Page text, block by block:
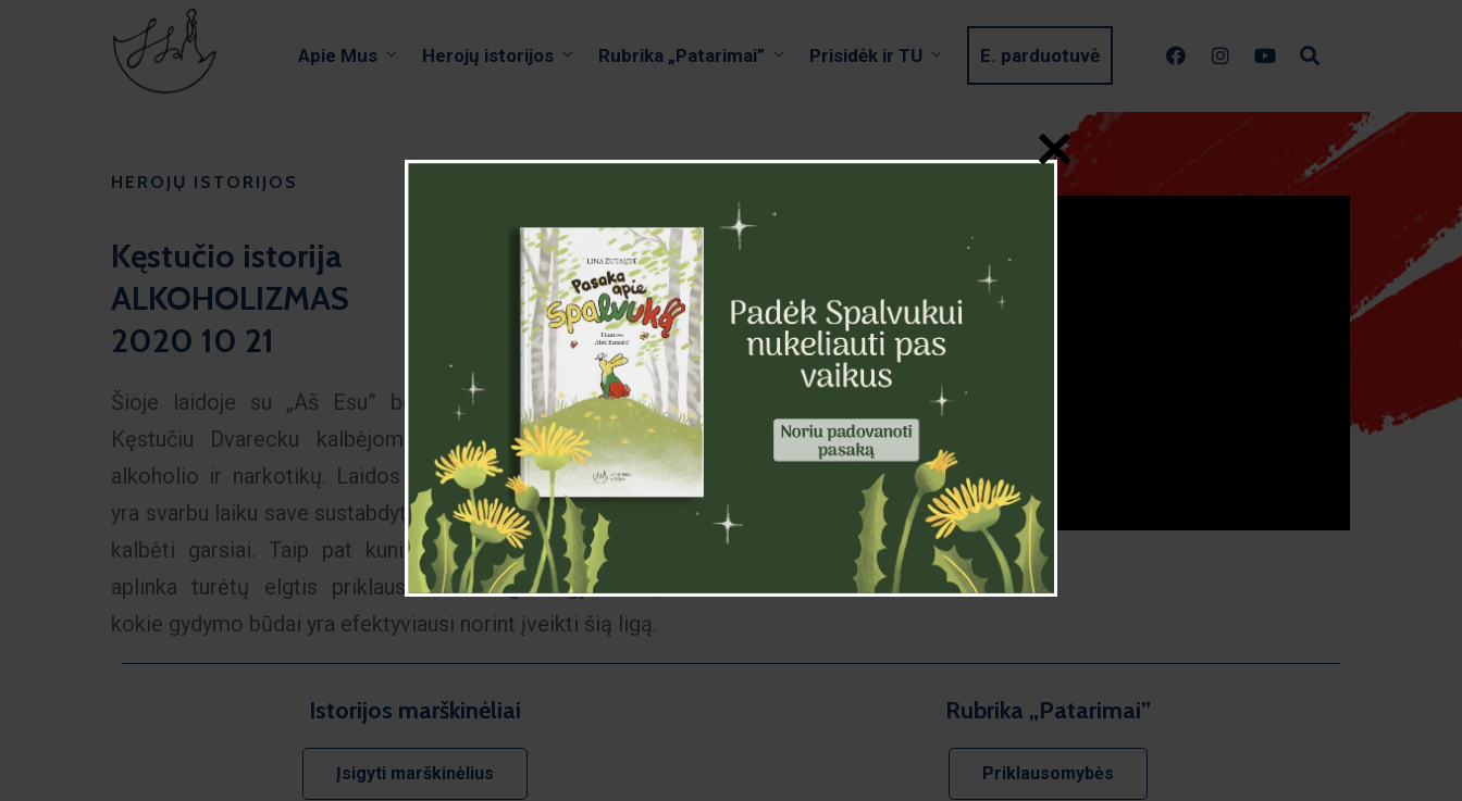
Apie Mus Herojų istorijos Rubrika „Patarimai” Prisidėk ir TU E. parduotuvė
HEROJŲ ISTORIJOS
Kęstučio istorija
ALKOHOLIZMAS
2020 10 21
Šioje laidoje su „Aš Esu” bendruomenės įkūrėju, kunigu
Kęstučiu Dvarecku kalbėjome apie priklausomybes nuo
alkoholio ir narkotikų. Laidos metu Kęstutis pabrėžė, kaip
yra svarbu laiku save sustabdyti ir apie slegiančius sunkumus
kalbėti garsiai. Taip pat kunigas papasakojo, kaip artima
aplinka turėtų elgtis priklausomo žmogaus gyvenime, ir
kokie gydymo būdai yra efektyviausi norint įveikti šią ligą.
Istorijos marškinėliai
Įsigyti marškinėlius
Rubrika „Patarimai”
Priklausomybės